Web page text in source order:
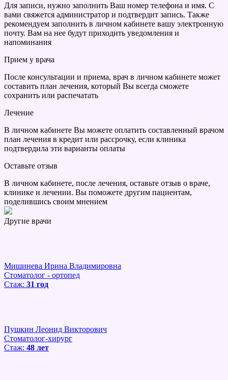
Для записи, нужно заполнить Ваш номер телефона и имя. С
вами свяжется администратор и подтвердит запись. Также
рекомендуем заполнить в личном кабинете вашу электронную
почту. Вам на нее будут приходить уведомления и
напоминания
Прием у врача
После консультации и приема, врач в личном кабинете может
составить план лечения, который Вы всегда сможете
сохранить или распечатать
Лечение
В личном кабинете Вы можете оплатить составленный врачом
план лечения в кредит или рассрочку, если клиника
подтвердила эти варианты оплаты
Оставьте отзыв
В личном кабинете, после лечения, оставьте отзыв о враче,
клинике и лечении. Вы поможете другим пациентам,
поделившись своим мнением
Другие врачи
Мишинева Ирина Владимировна
Стоматолог - ортопед
Стаж: 31 год
Пушкин Леонид Викторович
Стоматолог-хирург
Стаж: 48 лет